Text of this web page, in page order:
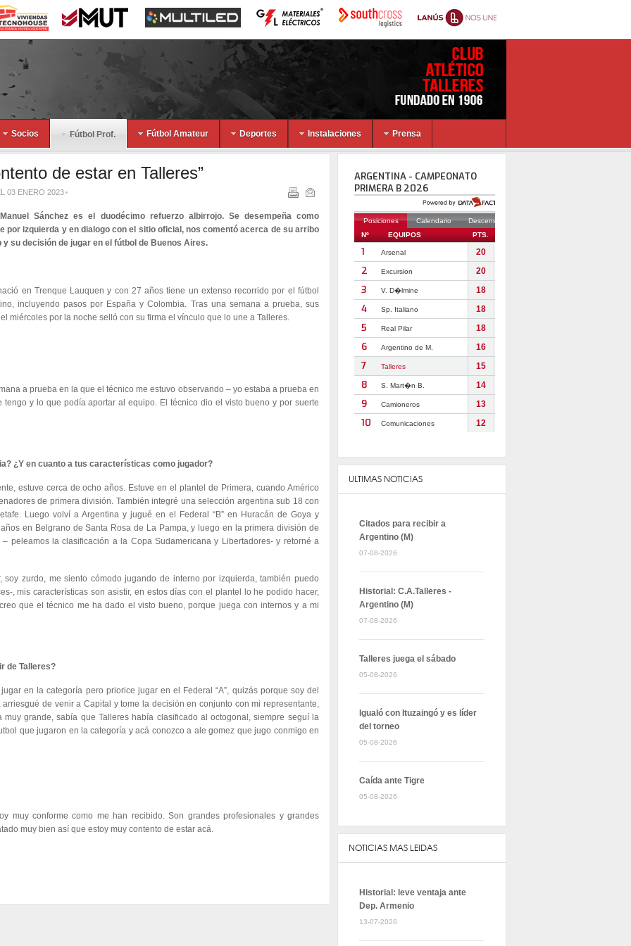
Socios Fútbol Prof. Fútbol Amateur Deportes Instalaciones Prensa
de estar en Talleres”
03 ENERO 2023
Sánchez es el duodécimo refuerzo albirrojo. Se desempeña como
por izquierda y en dialogo con el sitio oficial, nos comentó acerca de su arribo
y su decisión de jugar en el fútbol de Buenos Aires.
en Trenque Lauquen y con 27 años tiene un extenso recorrido por el fútbol
incluyendo pasos por España y Colombia. Tras una semana a prueba, sus
miércoles por la noche selló con su firma el vínculo que lo une a Talleres.
a prueba en la que el técnico me estuvo observando – yo estaba a prueba en
tengo y lo que podía aportar al equipo. El técnico dio el visto bueno y por suerte
¿Y en cuanto a tus características como jugador?
estuve cerca de ocho años. Estuve en el plantel de Primera, cuando Américo
de primera división. También integré una selección argentina sub 18 con
Luego volví a Argentina y jugué en el Federal “B” en Huracán de Goya y
en Belgrano de Santa Rosa de La Pampa, y luego en la primera división de
peleamos la clasificación a la Copa Sudamericana y Libertadores- y retorné a
soy zurdo, me siento cómodo jugando de interno por izquierda, también puedo
, mis características son asistir, en estos días con el plantel lo he podido hacer,
que el técnico me ha dado el visto bueno, porque juega con internos y a mi
de Talleres?
en la categoría pero priorice jugar en el Federal “A”, quizás porque soy del
arriesgué de venir a Capital y tome la decisión en conjunto con mi representante,
grande, sabía que Talleres había clasificado al octogonal, siempre seguí la
que jugaron en la categoría y acá conozco a ale gomez que jugo conmigo en
muy conforme como me han recibido. Son grandes profesionales y grandes
muy bien así que estoy muy contento de estar acá.
ULTIMAS NOTICIAS
Citados para recibir a
Argentino (M)
07-08-2026
Historial: C.A.Talleres -
Argentino (M)
07-08-2026
Talleres juega el sábado
05-08-2026
Igualó con Ituzaingó y es líder
del torneo
05-08-2026
Caída ante Tigre
05-08-2026
NOTICIAS MAS LEIDAS
Historial: leve ventaja ante
Dep. Armenio
13-07-2026